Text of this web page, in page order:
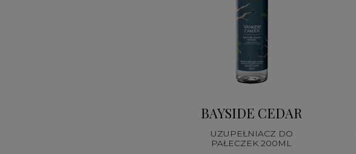
BAYSIDE CEDAR
UZUPEŁNIACZ DO
PAŁECZEK 200ML